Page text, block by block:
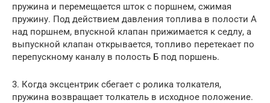
пружина и перемещается шток с поршнем, сжимая
пружину. Под действием давления топлива в полости А
над поршнем, впускной клапан прижимается к седлу, а
выпускной клапан открывается, топливо перетекает по
перепускному каналу в полость Б под поршень.
3. Когда эксцентрик сбегает с ролика толкателя,
пружина возвращает толка­тель в исходное положение.